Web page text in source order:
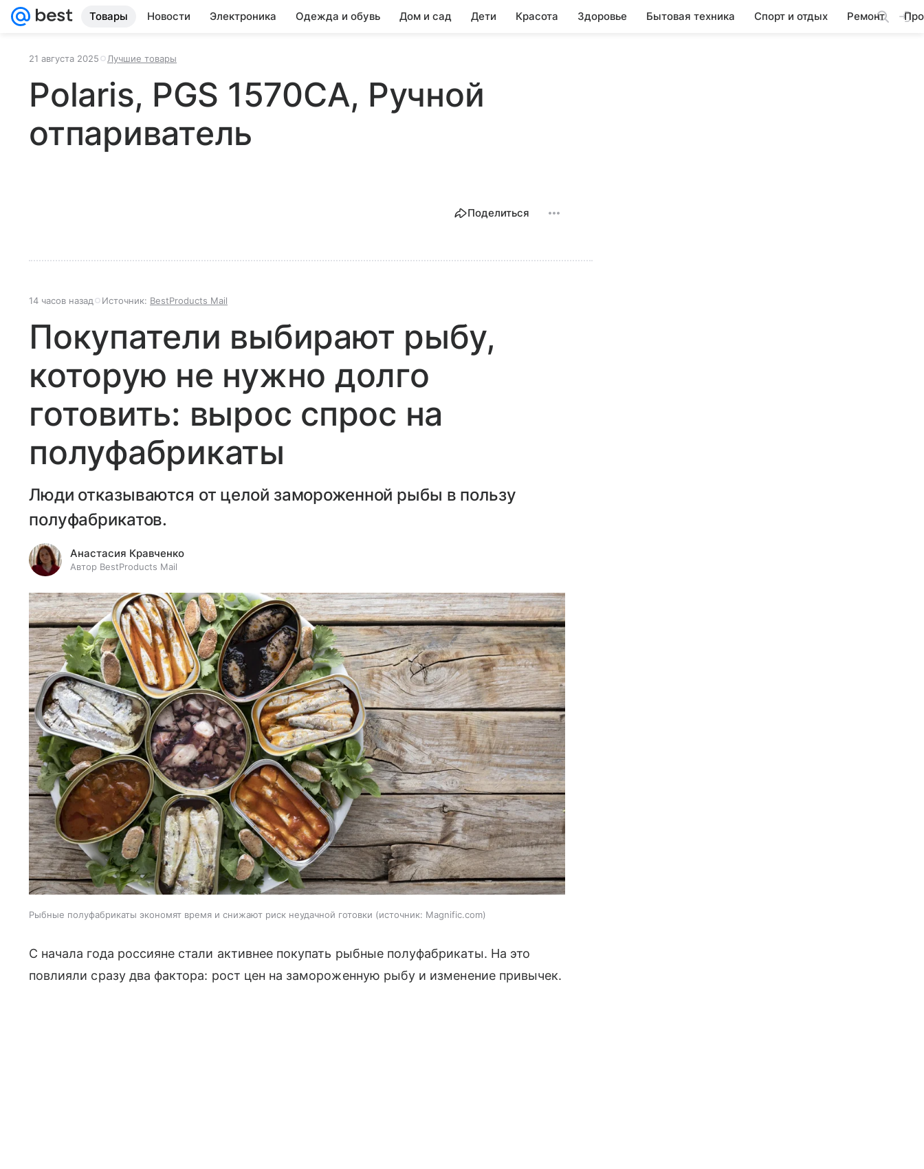
Товары Новости Электроника Одежда и обувь Дом и сад Дети Красота Здоровье Бытовая техника Спорт и отдых Ремонт
21 августа 2025 Лучшие товары
Polaris, PGS 1570CA, Ручной
отпариватель
Поделиться
14 часов назад Источник: BestProducts Mail
Покупатели выбирают рыбу,
которую не нужно долго
готовить: вырос спрос на
полуфабрикаты
Люди отказываются от целой замороженной рыбы в пользу
полуфабрикатов.
Анастасия Кравченко
Автор BestProducts Mail
Рыбные полуфабрикаты экономят время и снижают риск неудачной готовки источник: Magnific.com
С начала года россияне стали активнее покупать рыбные полуфабрикаты. На это
повлияли сразу два фактора: рост цен на замороженную рыбу и изменение привычек.